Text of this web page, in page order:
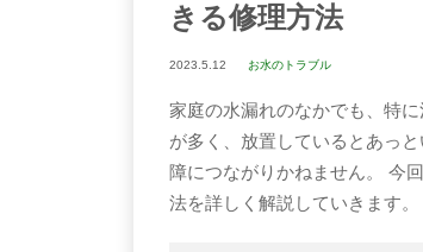
きる修理方法
2023.5.12 お水のトラブル
家庭の水漏れのなかでも、特
が多く、放置しているとあっ
障につながりかねません。 今
法を詳しく解説していきます。